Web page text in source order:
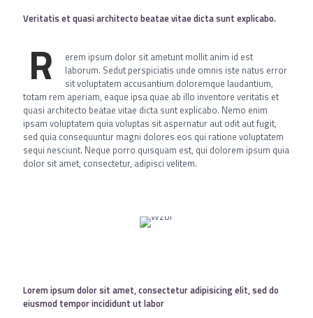
Veritatis et quasi architecto beatae vitae dicta sunt explicabo.
R
erem ipsum dolor sit ametunt mollit anim id est
laborum. Sedut perspiciatis unde omnis iste natus error
sit voluptatem accusantium doloremque laudantium,
totam rem aperiam, eaque ipsa quae ab illo inventore veritatis et
quasi architecto beatae vitae dicta sunt explicabo. Nemo enim
ipsam voluptatem quia voluptas sit aspernatur aut odit aut fugit,
sed quia consequuntur magni dolores eos qui ratione voluptatem
sequi nesciunt. Neque porro quisquam est, qui dolorem ipsum quia
dolor sit amet, consectetur, adipisci velitem.
Lorem ipsum dolor sit amet, consectetur adipisicing elit, sed do
eiusmod tempor incididunt ut labor